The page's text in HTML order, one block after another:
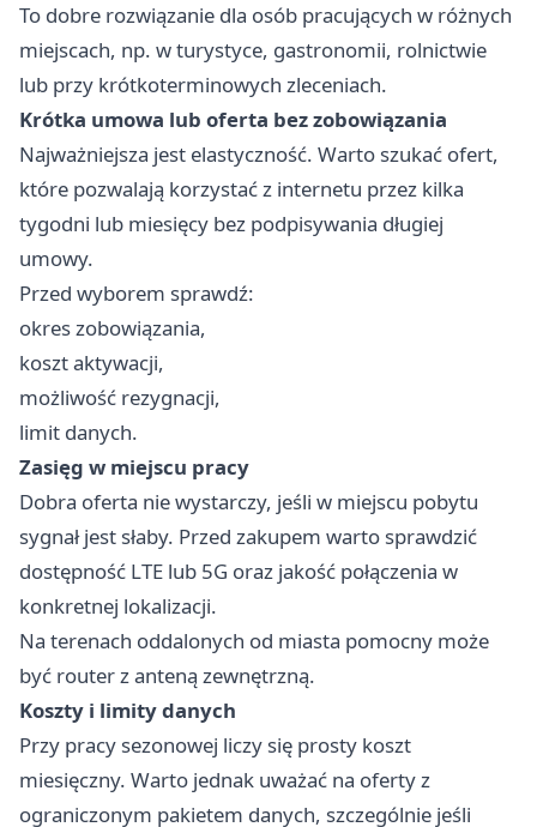
To dobre rozwiązanie dla osób pracujących w różnych
miejscach, np. w turystyce, gastronomii, rolnictwie
lub przy krótkoterminowych zleceniach.
Krótka umowa lub oferta bez zobowiązania
Najważniejsza jest elastyczność. Warto szukać ofert,
które pozwalają korzystać z internetu przez kilka
tygodni lub miesięcy bez podpisywania długiej
umowy.
Przed wyborem sprawdź:
okres zobowiązania,
koszt aktywacji,
możliwość rezygnacji,
limit danych.
Zasięg w miejscu pracy
Dobra oferta nie wystarczy, jeśli w miejscu pobytu
sygnał jest słaby. Przed zakupem warto sprawdzić
dostępność LTE lub 5G oraz jakość połączenia w
konkretnej lokalizacji.
Na terenach oddalonych od miasta pomocny może
być router z anteną zewnętrzną.
Koszty i limity danych
Przy pracy sezonowej liczy się prosty koszt
miesięczny. Warto jednak uważać na oferty z
ograniczonym pakietem danych, szczególnie jeśli